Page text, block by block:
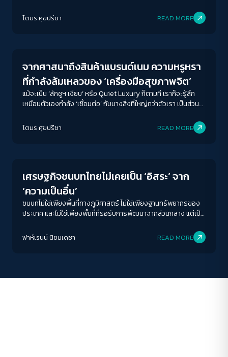
โตมร ศุขปรีชา READ MORE
จากศาสนาถึงสินค้าแบรนด์เนม ความหรูหรา
ที่กำลังล้มเหลวของ ‘เครื่องมือสุขภาพจิต’
แม้จะเป็น ‘ลักชูฯ เงียบ’ หรือ Quiet Luxury ก็ตามที เราก็จะรู้สึก
เหมือนตัวเองกำลัง ‘เชื่อมต่อ’ กับบางสิ่งที่ใหญ่กว่าตัวเรา เป็นส่วน
ศาสนาทำให้เราเป็นส่วนหนึ่งของกลุ่มคนที่ ‘เชื่อ’ แบบเดียวกัน
โตมร ศุขปรีชา READ MORE
เศรษฐกิจชนบทไทยไม่เคยเป็น ‘อิสระ’ จาก
‘ความเป็นอื่น’
ชนบทไม่ใช่เพียงพื้นที่ทางภูมิศาสตร์ ไม่ใช่เพียงฐานทรัพยากรของ
ประเทศ และไม่ใช่เพียงพื้นที่ที่รอรับการพัฒนาจากส่วนกลาง แต่เป็น
ฟาห์เรนน์ นิยมเดชา READ MORE
ขนาดตัวอักษร